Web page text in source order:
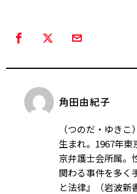
角田由紀子
（つのだ・ゆき
生まれ。1967年
京弁護士会所属。
関わる事件を多く
と法律』（岩波新